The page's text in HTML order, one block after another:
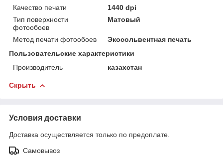
Качество печати
1440 dpi
Тип поверхности
фотообоев
Матовый
Метод печати фотообоев
Экосольвентная печать
Пользовательские характеристики
Производитель
казахстан
Скрыть
Условия доставки
Доставка осуществляется только по предоплате.
Самовывоз